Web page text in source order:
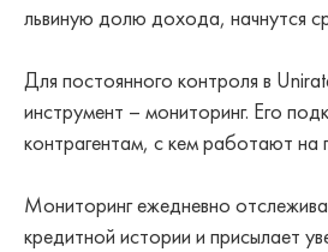
львиную долю дохода, начнутся
Для постоянного контроля в
инструмент – мониторинг. Его
контрагентам, с кем работают на
Мониторинг ежедневно
кредитной истории и присылает